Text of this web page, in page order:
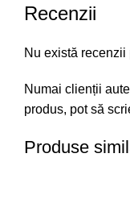
Recenzii
Nu există recenzii
Numai clienții
produs, pot să
Produse